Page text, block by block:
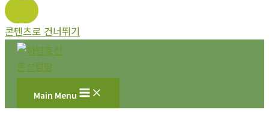
콘텐츠로 건너뛰기
Main Menu